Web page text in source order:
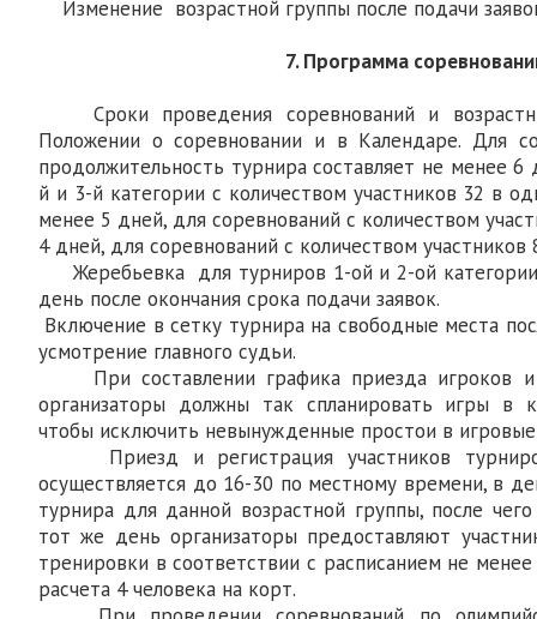
Изменение возрастной группы после подачи
7. Программа
Сроки проведения соревнований и
Положении о соревновании и в Календаре. Для
продолжительность турнира составляет не менее
й и 3-й категории с количеством участников 32 в
менее 5 дней, для соревнований с количеством
4 дней, для соревнований с количеством
Жеребьевка для турниров 1-ой и 2-ой
день после окончания срока подачи заявок.
Включение в сетку турнира на свободные места
усмотрение главного судьи.
При составлении графика приезда игроков и
организаторы должны так спланировать игры в
чтобы исключить невынужденные простои в
Приезд и регистрация участников
осуществляется до 16-30 по местному времени, в
турнира для данной возрастной группы, после
тот же день организаторы предоставляют
тренировки в соответствии с расписанием не
расчета 4 человека на корт.